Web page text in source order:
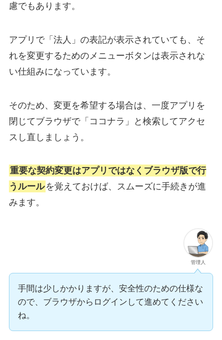
慮でもあります。
アプリで「法人」の表記が表示されていても、そ
れを変更するためのメニューボタンは表示されな
い仕組みになっています。
そのため、変更を希望する場合は、一度アプリを
閉じてブラウザで「ココナラ」と検索してアクセ
スし直しましょう。
重要な契約変更はアプリではなくブラウザ版で行
うルール を覚えておけば、スムーズに手続きが進
みます。
管理人
手間は少しかかりますが、安全性のための仕様な
ので、ブラウザからログインして進めてください
ね。